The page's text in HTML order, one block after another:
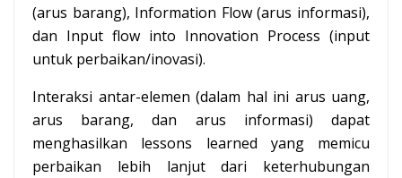
(arus barang), Information Flow (arus informasi),
dan Input flow into Innovation Process (input
untuk perbaikan/inovasi).
Interaksi antar-elemen (dalam hal ini arus uang,
arus barang, dan arus informasi) dapat
menghasilkan lessons learned yang memicu
perbaikan lebih lanjut dari keterhubungan